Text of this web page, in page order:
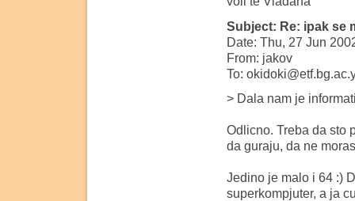
Subject: Re: ipak se
Date: Thu, 27 Jun
From: jakov
To:
> Dala nam je
Odlicno. Treba da sto
da guraju, da ne
Jedino je malo i 64 :)
superkompjuter, a ja